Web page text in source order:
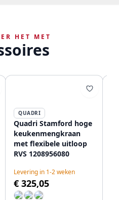
HET MET
QUADRI
Quadri Stamford hoge
keukenmengkraan
met flexibele uitloop
RVS 1208956080
Levering in 1-2 weken
€ 325,05